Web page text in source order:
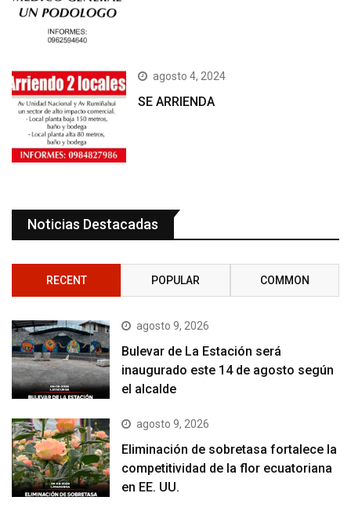
agosto 4, 2024
SE ARRIENDA
Noticias Destacadas
RECENT POPULAR COMMON
agosto 9, 2026
Bulevar de La Estación será
inaugurado este 14 de agosto según
el alcalde
agosto 9, 2026
Eliminación de sobretasa fortalece la
competitividad de la flor ecuatoriana
en EE. UU.